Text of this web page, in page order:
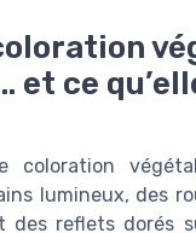
et ce
coloration
lumineux, des
des reflets dorés